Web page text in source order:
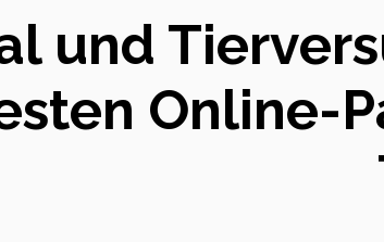
und
Online-